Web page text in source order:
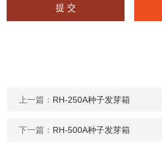
上一篇： RH-250A种子发芽箱
下一篇： RH-500A种子发芽箱